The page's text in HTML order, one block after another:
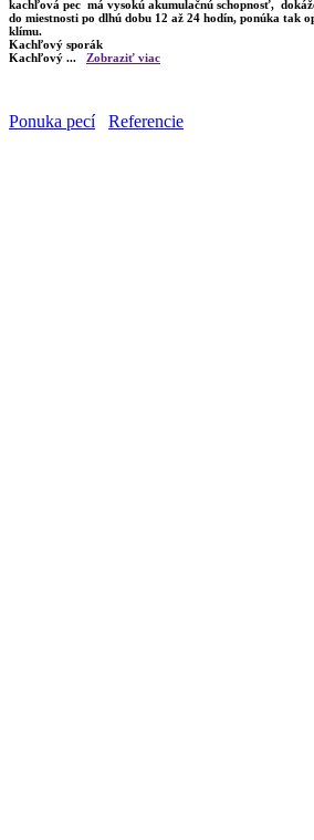
kachľová pec má vysokú akumulačnú schopnosť,
do miestnosti po dlhú dobu 12 až 24 hodín, ponúka tak
klímu.
Kachľový sporák
Kachľový ... Zobraziť viac
Ponuka pecí Referencie